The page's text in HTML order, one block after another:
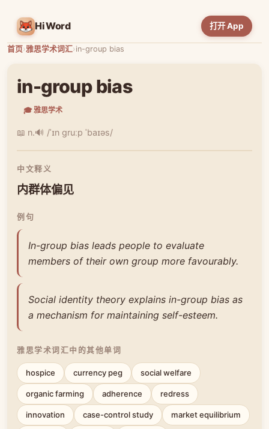
HiWord 打开 App
首页›雅思学术词汇›in-group bias
in-group bias
🎓 雅思学术
📖 n.🔊 /ˈɪn ɡruːp ˈbaɪəs/
中文释义
内群体偏见
例句
In-group bias leads people to evaluate
members of their own group more favourably.
Social identity theory explains in-group bias as
a mechanism for maintaining self-esteem.
雅思学术词汇中的其他单词
hospice currency peg social welfare
organic farming adherence redress
innovation case-control study market equilibrium